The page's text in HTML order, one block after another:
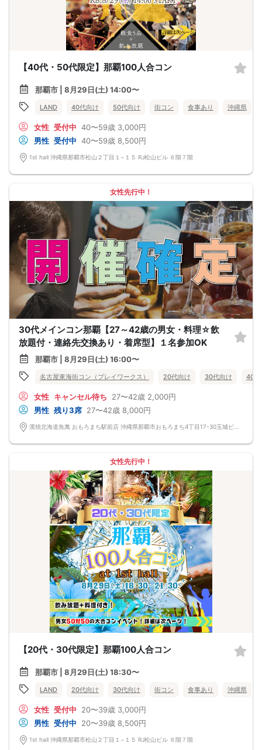
【40代・50代限定】那覇100人合コン
那覇市 | 8月29日(土) 14:00〜
LAND 40代向け 50代向け 街コン 食事あり 沖縄県
女性 受付中 40〜59歳 3,000円
男性 受付中 40〜59歳 8,500円
1st hall 沖縄県那覇市松山２丁目１−１５ RJ松山ビル ６階７階
女性先行中！
30代メインコン那覇【27～42歳の男女・料理☆飲
放題付・連絡先交換あり・着席型】１名参加OK
那覇市 | 8月29日(土) 16:00〜
名古屋東海街コン（プレイワークス） 20代向け 30代向け 40代
女性 キャンセル待ち 27〜42歳 2,000円
男性 残り3席 27〜42歳 8,000円
女性先行中！
【20代・30代限定】那覇100人合コン
那覇市 | 8月29日(土) 18:30〜
LAND 20代向け 30代向け 街コン 食事あり 沖縄県
女性 受付中 20〜39歳 3,000円
男性 受付中 20〜39歳 8,500円
1st hall 沖縄県那覇市松山２丁目１−１５ RJ松山ビル ６階７階